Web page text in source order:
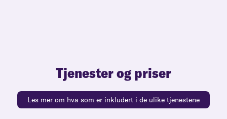
Tjenester og priser
Les mer om hva som er inkludert i de ulike tjenestene